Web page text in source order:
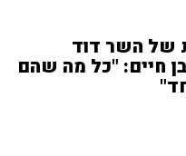
של השר דוד
חיים: "כל מה שהם